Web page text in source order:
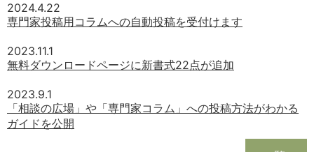
2024.4.22
専門家投稿用コラムへの自動投稿を受付けます
2023.11.1
無料ダウンロードページに新書式22点が追加
2023.9.1
「相談の広場」や「専門家コラム」への投稿方法がわかる
ガイドを公開